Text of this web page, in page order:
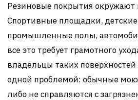
Резиновые покрытия окружают
Спортивные площадки,
промышленные полы,
все это требует грамотного
владельцы таких
одной проблемой: обычные
либо не справляются с